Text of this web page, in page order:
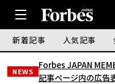
新着記事 人気記事
NEWS
Forbes JAPAN
記事ページ内の広告